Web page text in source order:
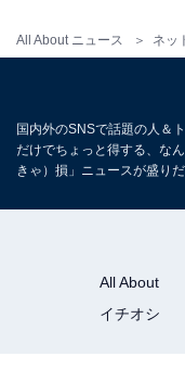
All About ニュース ネッ
国内外のSNSで話題の人＆
だけでちょっと得する、な
きゃ）損」ニュースが盛りだ
All About
イチオシ